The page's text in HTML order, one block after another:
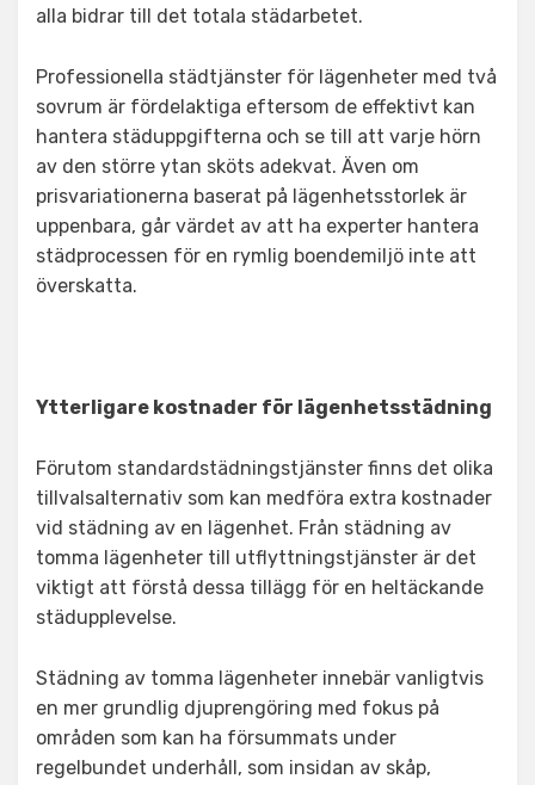
alla bidrar till det totala städarbetet.
Professionella städtjänster för lägenheter med två
sovrum är fördelaktiga eftersom de effektivt kan
hantera städuppgifterna och se till att varje hörn
av den större ytan sköts adekvat. Även om
prisvariationerna baserat på lägenhetsstorlek är
uppenbara, går värdet av att ha experter hantera
städprocessen för en rymlig boendemiljö inte att
överskatta.
Ytterligare kostnader för lägenhetsstädning
Förutom standardstädningstjänster finns det olika
tillvalsalternativ som kan medföra extra kostnader
vid städning av en lägenhet. Från städning av
tomma lägenheter till utflyttningstjänster är det
viktigt att förstå dessa tillägg för en heltäckande
städupplevelse.
Städning av tomma lägenheter innebär vanligtvis
en mer grundlig djuprengöring med fokus på
områden som kan ha försummats under
regelbundet underhåll, som insidan av skåp,